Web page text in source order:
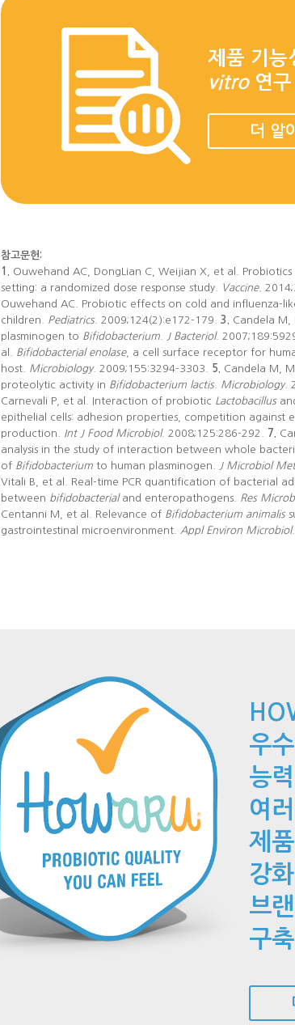
제품 기능
vitro연구
더 알
참고문헌:
1.
Ouwehand AC, DongLian C, Weijian X, et al.
setting: a randomized dose response study.
Vaccine.
Ouwehand AC. Probiotic effects on cold and influenza-
children. Pediatrics. 2009;124(2):e172-179. 3.
Candela M,
plasminogen to Bifidobacterium. J Bacteriol.
al. Bifidobacterial enolase, a cell surface receptor for
host. Microbiology. 2009;155:3294-3303. 5.
Candela M,
proteolytic activity in Bifidobacterium lactis. Microbiology.
Carnevali P, et al. Interaction of probiotic Lactobacillus
epithelial cells: adhesion properties, competition against
production. Int J Food Microbiol. 2008;125:286-292. 7.
analysis in the study of interaction between whole
of Bifidobacteriumto human plasminogen. J Microbiol
Vitali B, et al. Real-time PCR quantification of bacterial
between bifidobacterialand enteropathogens. Res
Centanni M, et al. Relevance of Bifidobacterium animalis
gastrointestinal microenvironment. Appl Environ Microbiol
우
능
여
제
강
브
구